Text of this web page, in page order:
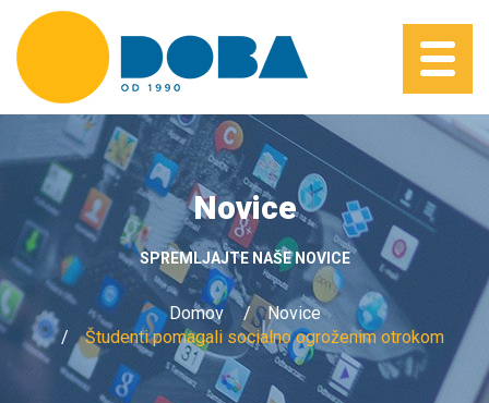
Novice
SPREMLJAJTE NAŠE NOVICE
Domov
Novice
Študenti pomagali socialno ogroženim otrokom